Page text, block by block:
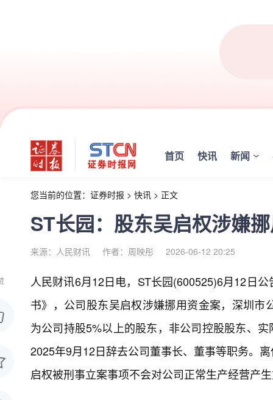
首页 快讯 新闻
您当前的位置： 证券时报 > 快讯 > 正文
ST长园：股东吴启权涉嫌
来源：人民财讯 作者：周映彤 2026-06-12 20:25
人民财讯6月12日电， ST长园(600525)6月12日
书》，公司股东吴启权涉嫌挪用资金案，深圳
为公司持股5%以上的股东，非公司控股股东、
2025年9月12日辞去公司董事长、董事等职务。
启权被刑事立案事项不会对公司正常生产经营产